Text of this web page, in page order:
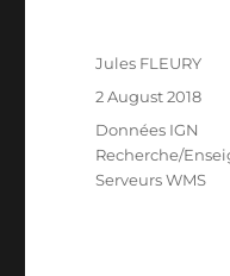
Author
Jules FLEURY
Posted
2 August 2018
Categories
Données IGN
Recherche/
Serveurs WMS